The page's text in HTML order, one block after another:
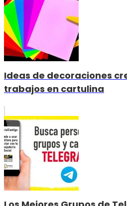
Ideas de decoraciones
trabajos en cartulina